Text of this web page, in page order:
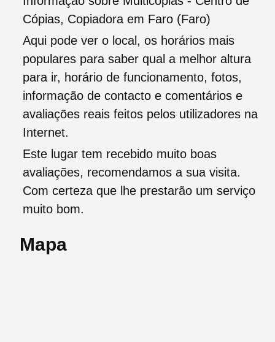
Cópias, Copiadora em Faro (Faro)
Aqui pode ver o local, os horários mais
populares para saber qual a melhor altura
para ir, horário de funcionamento, fotos,
informação de contacto e comentários e
avaliações reais feitos pelos utilizadores na
Internet.
Este lugar tem recebido muito boas
avaliações, recomendamos a sua visita.
Com certeza que lhe prestarão um serviço
muito bom.
Mapa